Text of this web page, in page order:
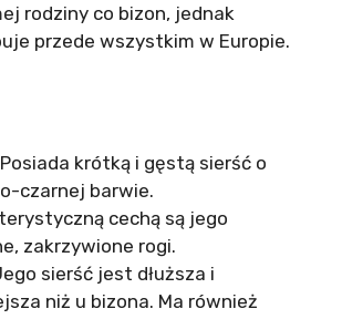
rodziny co bizon, jednak
przede wszystkim w Europie.
Posiada krótką i gęstą sierść o
czarnej barwie.
cechą są jego
zakrzywione rogi.
sierść jest dłuższa i
niż u bizona. Ma również